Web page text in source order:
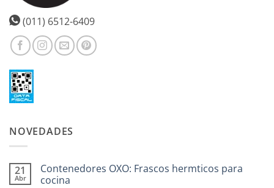
(011) 6512-6409
NOVEDADES
21
Abr
Contenedores OXO: Frascos hermticos para
cocina